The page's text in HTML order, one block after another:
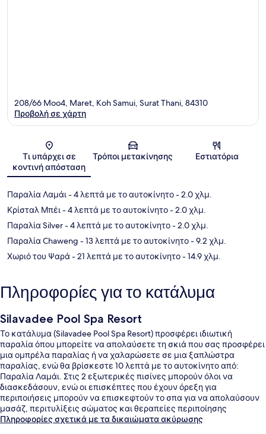
Χάρτης
208/66 Moo4, Maret, Koh Samui, Surat Thani, 84310
Προβολή σε χάρτη
Τι υπάρχει σε
κοντινή απόσταση
Τρόποι μετακίνησης Εστιατόρια
Παραλία Λαμάι- 4 λεπτά με το αυτοκίνητο- 2.0 χλμ.
Κρίσταλ Μπέι- 4 λεπτά με το αυτοκίνητο- 2.0 χλμ.
Παραλία Silver- 4 λεπτά με το αυτοκίνητο- 2.0 χλμ.
Παραλία Chaweng - 13 λεπτά με το αυτοκίνητο- 9.2 χλμ.
Χωριό του Ψαρά- 21 λεπτά με το αυτοκίνητο- 14.9 χλμ.
Πληροφορίες για το κατάλυμα
Silavadee Pool Spa Resort
Το κατάλυμα (Silavadee Pool Spa Resort) προσφέρει ιδιωτική
παραλία όπου μπορείτε να απολαύσετε τη σκιά που σας προσφέρει
μια ομπρέλα παραλίας ή να χαλαρώσετε σε μια ξαπλώστρα
παραλίας, ενώ θα βρίσκεστε 10 λεπτά με το αυτοκίνητο από:
Παραλία Λαμάι. Στις 2 εξωτερικές πισίνες μπορούν όλοι να
διασκεδάσουν, ενώ οι επισκέπτες που έχουν όρεξη για
περιποιήσεις μπορούν να επισκεφτούν το σπα για να απολαύσουν
μασάζ, περιτυλίξεις σώματος και θεραπείες περιποίησης
προσώπου. Το εστιατόριο (The Height), ένα από τα 4 εστιατόρια,
Πληροφορίες σχετικά με τα δικαιώματα ακύρωσης